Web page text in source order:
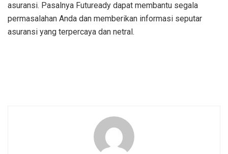
asuransi. Pasalnya Futuready dapat membantu segala
permasalahan Anda dan memberikan informasi seputar
asuransi yang terpercaya dan netral.